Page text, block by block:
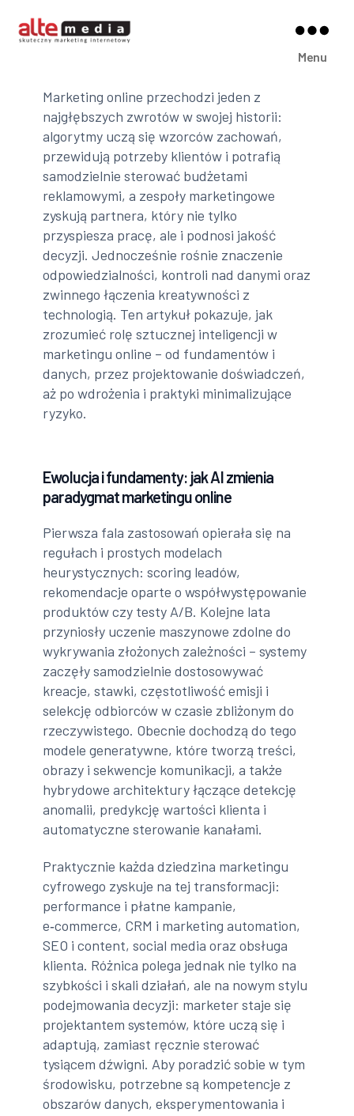
Media
Menu
Marketing online przechodzi jeden z
najgłębszych zwrotów w swojej historii:
algorytmy uczą się wzorców zachowań,
przewidują potrzeby klientów i potrafią
samodzielnie sterować budżetami
reklamowymi, a zespoły marketingowe
zyskują partnera, który nie tylko
przyspiesza pracę, ale i podnosi jakość
decyzji. Jednocześnie rośnie znaczenie
odpowiedzialności, kontroli nad danymi oraz
zwinnego łączenia kreatywności z
technologią. Ten artykuł pokazuje, jak
zrozumieć rolę sztucznej inteligencji w
marketingu online – od fundamentów i
danych, przez projektowanie doświadczeń,
aż po wdrożenia i praktyki minimalizujące
ryzyko.
Ewolucja i fundamenty: jak AI zmienia
paradygmat marketingu online
Pierwsza fala zastosowań opierała się na
regułach i prostych modelach
heurystycznych: scoring leadów,
rekomendacje oparte o współwystępowanie
produktów czy testy A/B. Kolejne lata
przyniosły uczenie maszynowe zdolne do
wykrywania złożonych zależności – systemy
zaczęły samodzielnie dostosowywać
kreacje, stawki, częstotliwość emisji i
selekcję odbiorców w czasie zbliżonym do
rzeczywistego. Obecnie dochodzą do tego
modele generatywne, które tworzą treści,
obrazy i sekwencje komunikacji, a także
hybrydowe architektury łączące detekcję
anomalii, predykcję wartości klienta i
automatyczne sterowanie kanałami.
Praktycznie każda dziedzina marketingu
cyfrowego zyskuje na tej transformacji:
performance i płatne kampanie,
e‑commerce, CRM i marketing automation,
SEO i content, social media oraz obsługa
klienta. Różnica polega jednak nie tylko na
szybkości i skali działań, ale na nowym stylu
podejmowania decyzji: marketer staje się
projektantem systemów, które uczą się i
adaptują, zamiast ręcznie sterować
tysiącem dźwigni. Aby poradzić sobie w tym
środowisku, potrzebne są kompetencje z
obszarów danych, eksperymentowania i